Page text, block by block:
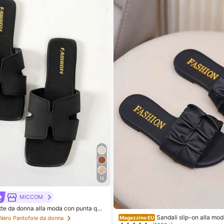
15
MICCOM
da donna alla moda con punta qua
versatili nuovi per primavera/e
Pantofole da donna Magazzino EU Sandali slip-on alla